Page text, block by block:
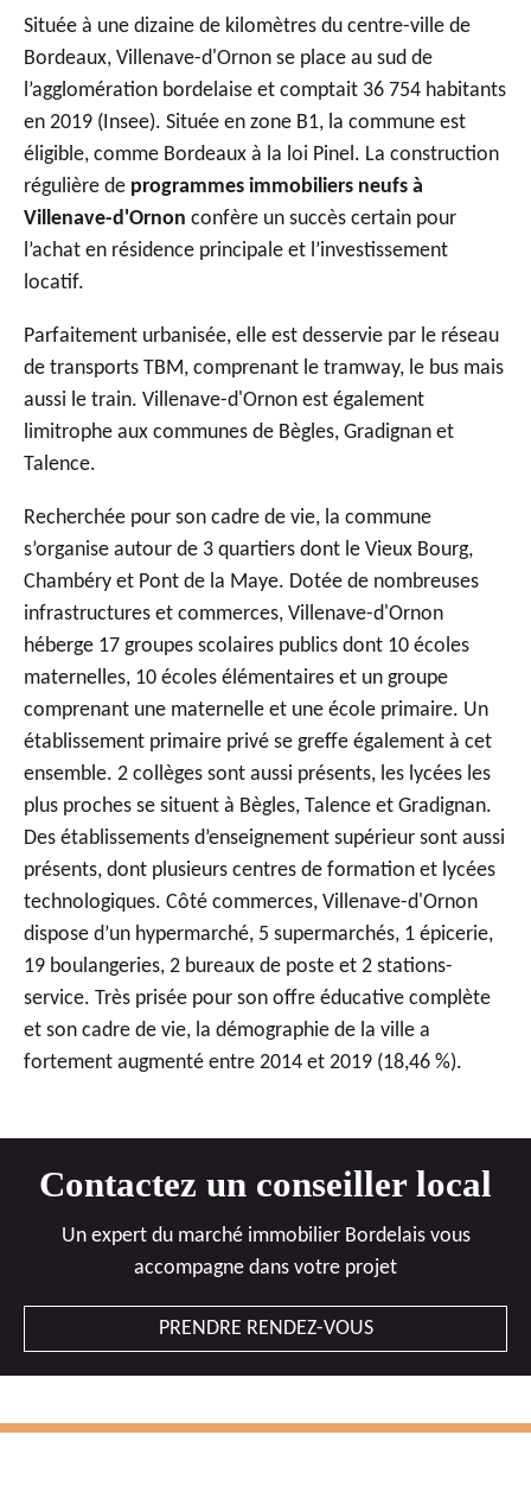
Située à une dizaine de kilomètres du centre-ville de
Bordeaux, Villenave-d'Ornon se place au sud de
l’agglomération bordelaise et comptait 36 754 habitants
en 2019 (Insee). Située en zone B1, la commune est
éligible, comme Bordeaux à la loi Pinel. La construction
régulière de programmes immobiliers neufs à
Villenave-d'Ornon confère un succès certain pour
l’achat en résidence principale et l’investissement
locatif.
Parfaitement urbanisée, elle est desservie par le réseau
de transports TBM, comprenant le tramway, le bus mais
aussi le train. Villenave-d'Ornon est également
limitrophe aux communes de Bègles, Gradignan et
Talence.
Recherchée pour son cadre de vie, la commune
s’organise autour de 3 quartiers dont le Vieux Bourg,
Chambéry et Pont de la Maye. Dotée de nombreuses
infrastructures et commerces, Villenave-d'Ornon
héberge 17 groupes scolaires publics dont 10 écoles
maternelles, 10 écoles élémentaires et un groupe
comprenant une maternelle et une école primaire. Un
établissement primaire privé se greffe également à cet
ensemble. 2 collèges sont aussi présents, les lycées les
plus proches se situent à Bègles, Talence et Gradignan.
Des établissements d’enseignement supérieur sont aussi
présents, dont plusieurs centres de formation et lycées
technologiques. Côté commerces, Villenave-d'Ornon
dispose d’un hypermarché, 5 supermarchés, 1 épicerie,
19 boulangeries, 2 bureaux de poste et 2 stations-
service. Très prisée pour son offre éducative complète
et son cadre de vie, la démographie de la ville a
fortement augmenté entre 2014 et 2019 (18,46 %).
Contactez un conseiller local
Un expert du marché immobilier Bordelais vous
accompagne dans votre projet
PRENDRE RENDEZ-VOUS